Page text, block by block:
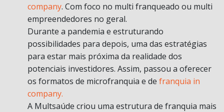
company. Com foco no multi franqueado ou multi
empreendedores no geral.
Durante a pandemia e estruturando
possibilidades para depois, uma das estratégias
para estar mais próxima da realidade dos
potenciais investidores. Assim, passou a oferecer
os formatos de microfranquia e de franquia in
company.
A Multsaúde criou uma estrutura de franquia mais